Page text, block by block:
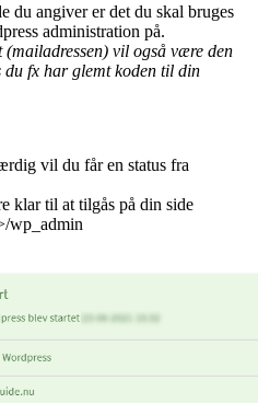
du angiver er det du skal bruges
administration på.
vil også være den
du fx har glemt koden til din
vil du får en status fra
klar til at tilgås på din side
wp_admin